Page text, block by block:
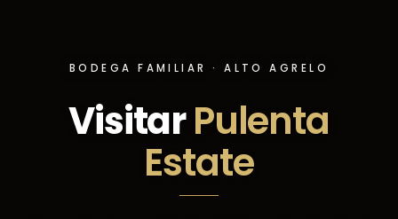
BODEGA FAMILIAR · ALTO AGRELO
VisitarPulenta
Estate